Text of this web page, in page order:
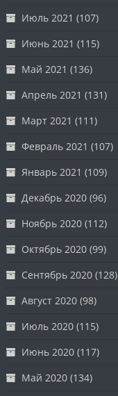
Июль 2021 (107)
Июнь 2021 (115)
Май 2021 (136)
Апрель 2021 (131)
Март 2021 (111)
Февраль 2021 (107)
Январь 2021 (109)
Декабрь 2020 (96)
Ноябрь 2020 (112)
Октябрь 2020 (99)
Сентябрь 2020 (128)
Август 2020 (98)
Июль 2020 (115)
Июнь 2020 (117)
Май 2020 (134)